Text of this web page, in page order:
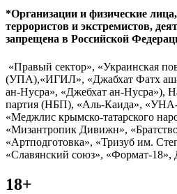
*Организации и физические
террористов и экстремистов,
запрещена в Российской
«Правый сектор», «Украинская
(УПА),«ИГИЛ», «Джабхат Фатх
ан-Нусра», «Джебхат ан-Нусра»),
партия (НБП), «Аль-Каида»,
«Меджлис крымско-татарского
«Мизантропик Дивижн»,
«Артподготовка», «Тризуб им.
«Славянский союз», «Формат-18»,
18+